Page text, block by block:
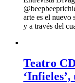
arte es el nuevo
y a través del
Teatro